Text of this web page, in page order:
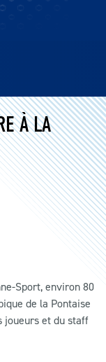
À LA
Sport, environ 80
de la Pontaise
joueurs et du staff